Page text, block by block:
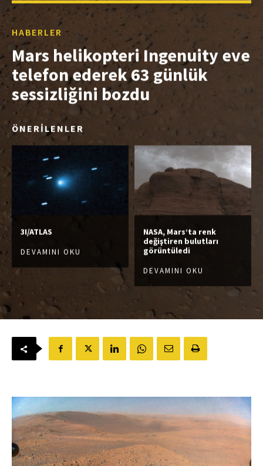
HABERLER
Mars helikopteri Ingenuity eve
telefon ederek 63 günlük
sessizliğini bozdu
ÖNERİLENLER
3I/ATLAS
DEVAMINI OKU
NASA, Mars’ta renk
değiştiren bulutları
görüntüledi
DEVAMINI OKU